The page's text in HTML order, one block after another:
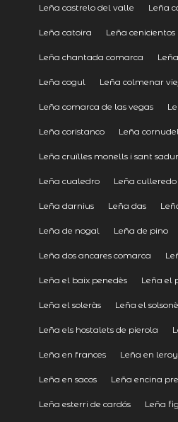
Leña castrelo del valle Leña
Leña catoira Leña cenicientos
Leña chantada comarca
Leña cogul Leña colmenar
Leña comarca de las vegas
Leña coristanco Leña
Leña cruïlles monells i sant
Leña cualedro Leña culleredo
Leña darnius Leña das
Leña de nogal Leña de pino
Leña dos ancares comarca
Leña el baix penedès Leña el
Leña el soleràs Leña el
Leña els hostalets de pierola
Leña en frances Leña en
Leña en sacos Leña encina
Leña esterri de cardós Leña